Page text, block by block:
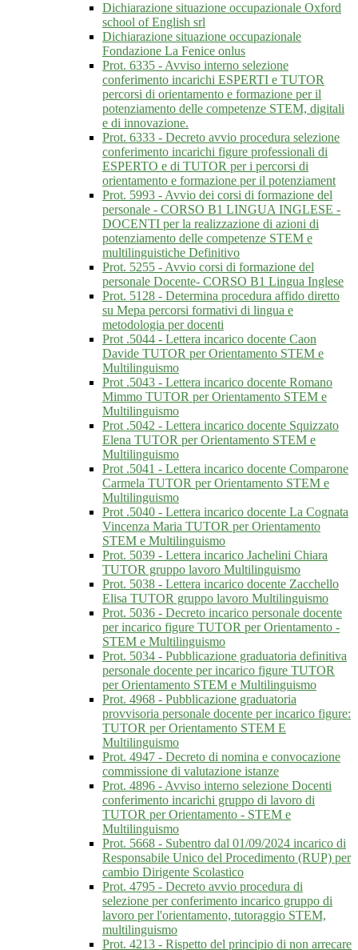
Dichiarazione situazione occupazionale Oxford
school of English srl
Dichiarazione situazione occupazionale
Fondazione La Fenice onlus
Prot. 6335 - Avviso interno selezione
conferimento incarichi ESPERTI e TUTOR
percorsi di orientamento e formazione per il
potenziamento delle competenze STEM, digitali
e di innovazione.
Prot. 6333 - Decreto avvio procedura selezione
conferimento incarichi figure professionali di
ESPERTO e di TUTOR per i percorsi di
orientamento e formazione per il potenziament
Prot. 5993 - Avvio dei corsi di formazione del
personale - CORSO B1 LINGUA INGLESE -
DOCENTI per la realizzazione di azioni di
potenziamento delle competenze STEM e
multilinguistiche Definitivo
Prot. 5255 - Avvio corsi di formazione del
personale Docente- CORSO B1 Lingua Inglese
Prot. 5128 - Determina procedura affido diretto
su Mepa percorsi formativi di lingua e
metodologia per docenti
Prot .5044 - Lettera incarico docente Caon
Davide TUTOR per Orientamento STEM e
Multilinguismo
Prot .5043 - Lettera incarico docente Romano
Mimmo TUTOR per Orientamento STEM e
Multilinguismo
Prot .5042 - Lettera incarico docente Squizzato
Elena TUTOR per Orientamento STEM e
Multilinguismo
Prot .5041 - Lettera incarico docente Comparone
Carmela TUTOR per Orientamento STEM e
Multilinguismo
Prot .5040 - Lettera incarico docente La Cognata
Vincenza Maria TUTOR per Orientamento
STEM e Multilinguismo
Prot. 5039 - Lettera incarico Jachelini Chiara
TUTOR gruppo lavoro Multilinguismo
Prot. 5038 - Lettera incarico docente Zacchello
Elisa TUTOR gruppo lavoro Multilinguismo
Prot. 5036 - Decreto incarico personale docente
per incarico figure TUTOR per Orientamento -
STEM e Multilinguismo
Prot. 5034 - Pubblicazione graduatoria definitiva
personale docente per incarico figure TUTOR
per Orientamento STEM e Multilinguismo
Prot. 4968 - Pubblicazione graduatoria
provvisoria personale docente per incarico figure:
TUTOR per Orientamento STEM E
Multilinguismo
Prot. 4947 - Decreto di nomina e convocazione
commissione di valutazione istanze
Prot. 4896 - Avviso interno selezione Docenti
conferimento incarichi gruppo di lavoro di
TUTOR per Orientamento - STEM e
Multilinguismo
Prot. 5668 - Subentro dal 01/09/2024 incarico di
Responsabile Unico del Procedimento (RUP) per
cambio Dirigente Scolastico
Prot. 4795 - Decreto avvio procedura di
selezione per conferimento incarico gruppo di
lavoro per l'orientamento, tutoraggio STEM,
multilinguismo
Prot. 4213 - Rispetto del principio di non arrecare